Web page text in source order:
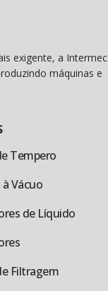
exigente, a Intermec
máquinas e
Tempero
Vácuo
de Líquido
Filtragem